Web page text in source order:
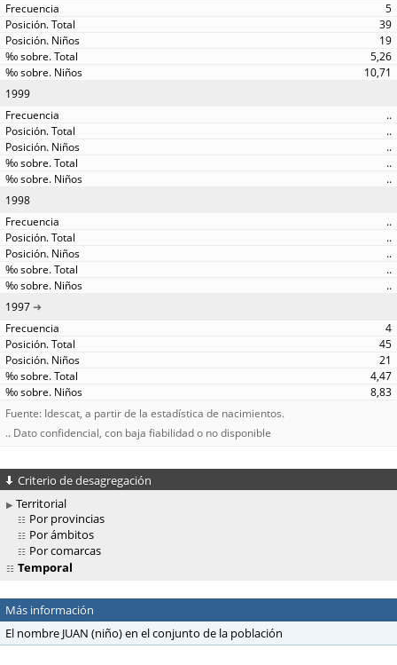
5
39
19
5,26
10,71
1999
..
..
..
..
..
1998
..
..
..
..
..
1997
4
45
21
4,47
8,83
Fuente: Idescat, a partir de la estadística de nacimientos.
.. Dato confidencial, con baja fiabilidad o no disponible
Criterio de desagregación
Territorial
Por provincias
Por ámbitos
Por comarcas
Temporal
Más información
El nombre JUAN (niño) en el conjunto de la población